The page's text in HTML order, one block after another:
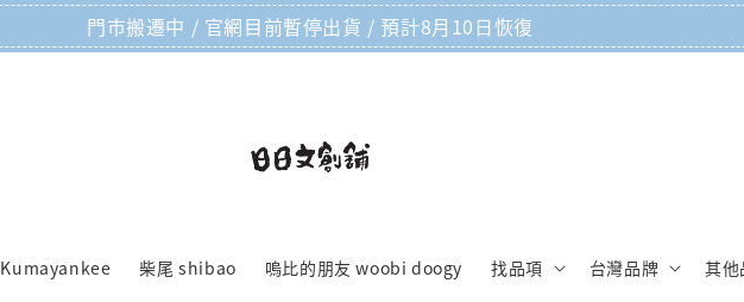
門市搬遷中 / 官網目前暫停出貨 / 預計8月10日恢復
Kumayankee 柴尾 shibao 嗚比的朋友 woobi doogy 找品項 台灣品牌 其他